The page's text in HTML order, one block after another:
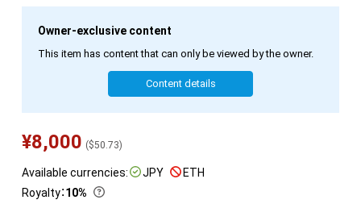
Owner-exclusive content
This item has content that can only be viewed by the owner.
Content details
¥8,000 ($50.73)
Available currencies: JPY
ETH
Royalty：10%